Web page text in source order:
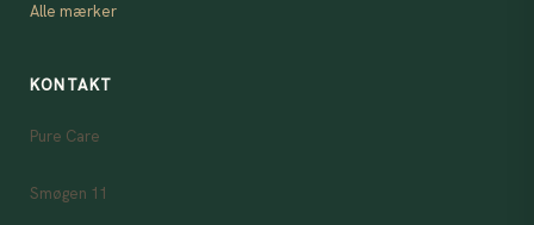
Alle mærker
KONTAKT
Pure Care
Smøgen 11